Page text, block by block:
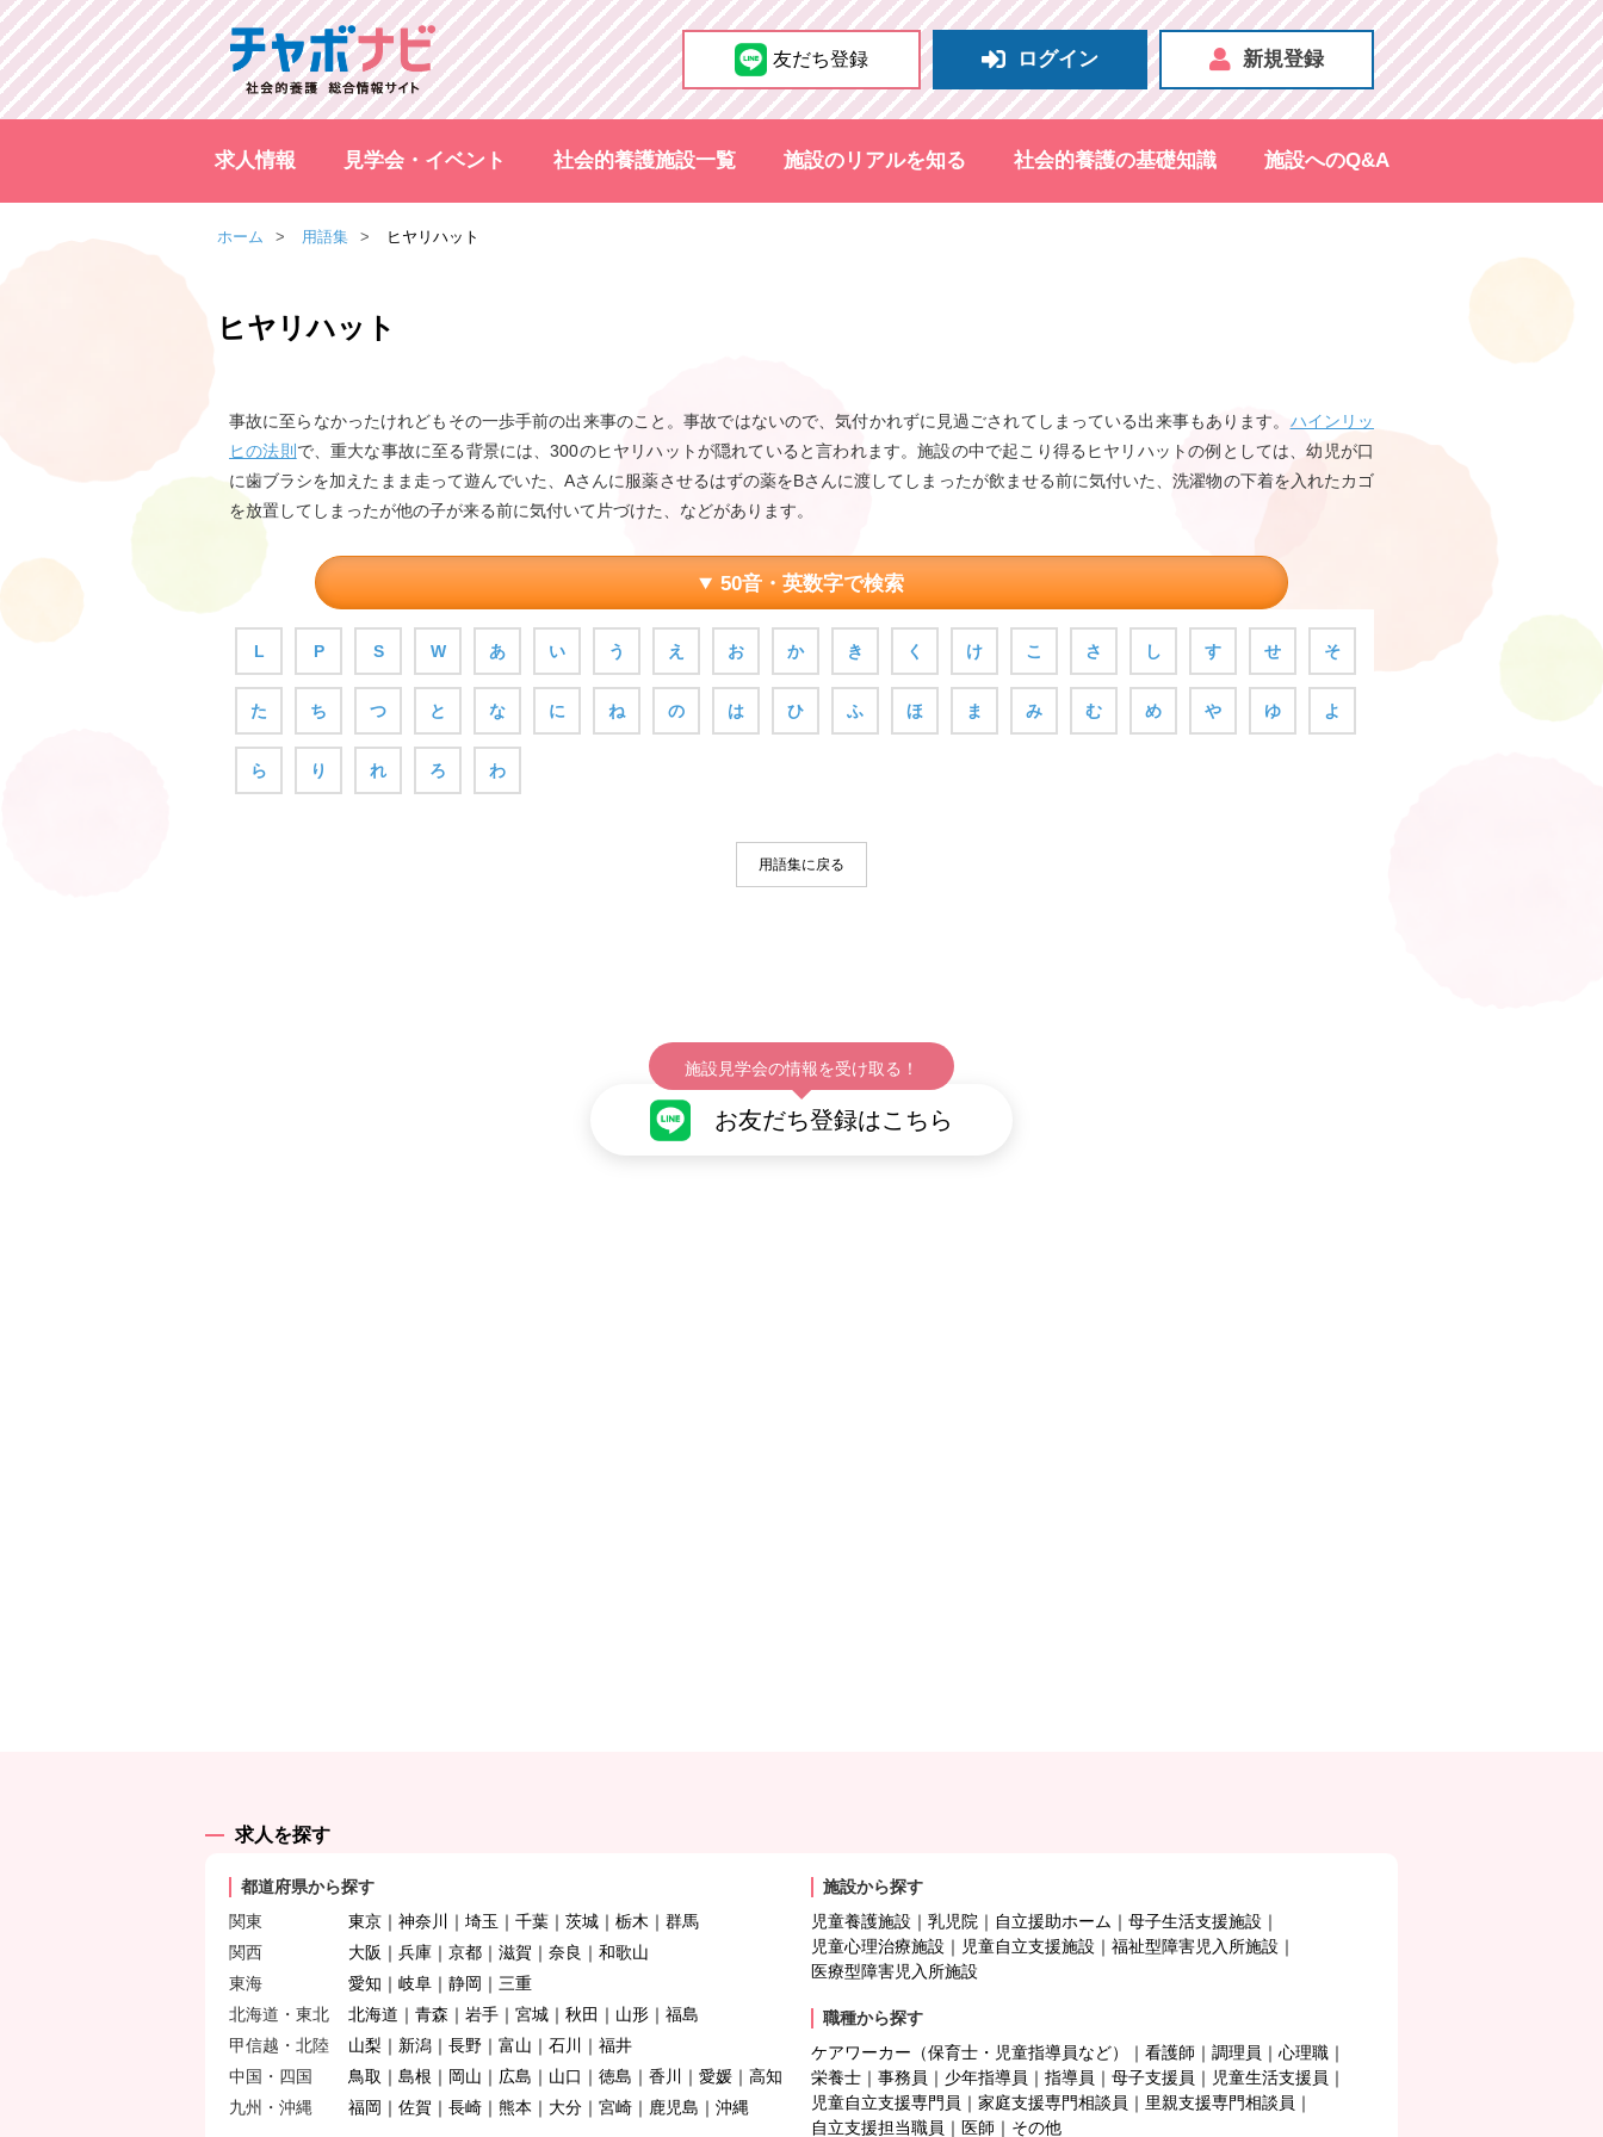
友だち登録 ログイン 新規登録
求人情報 見学会・イベント 社会的養護施設一覧 施設のリアルを知る 社会的養護の基礎知識 施設へのQ&A
ホーム 用語集 ヒヤリハット
ヒヤリハット
事故に至らなかったけれどもその一歩手前の出来事のこと。事故ではないので、気付かれずに見過ごされてしまっている出来事もあります。 ハインリッ
ヒの法則 で、重大な事故に至る背景には、300のヒヤリハットが隠れていると言われます。施設の中で起こり得るヒヤリハットの例としては、幼児が口
に歯ブラシを加えたまま走って遊んでいた、Aさんに服薬させるはずの薬をBさんに渡してしまったが飲ませる前に気付いた、洗濯物の下着を入れたカゴ
を放置してしまったが他の子が来る前に気付いて片づけた、などがあります。
50音・英数字で検索
L P S W あ い う え お か き く け こ さ し す せ そ
た ち つ と な に ね の は ひ ふ ほ ま み む め や ゆ よ
ら り れ ろ わ
用語集に戻る
施設見学会の情報を受け取る！
お友だち登録はこちら
求人を探す
都道府県から探す
関東
東京 神奈川 埼玉 千葉 茨城 栃木
群馬
関西
大阪 兵庫 京都 滋賀 奈良
和歌山
東海
愛知 岐阜 静岡
三重
北海道・東北
北海道 青森 岩手 宮城 秋田 山形
福島
甲信越・北陸
山梨 新潟 長野 富山 石川
福井
中国・四国
鳥取 島根 岡山 広島 山口 徳島 香川 愛媛
高知
九州・沖縄
福岡 佐賀 長崎 熊本 大分 宮崎 鹿児島 沖縄
施設から探す
児童養護施設
乳児院 自立援助ホーム
母子生活支援施設
児童心理治療施設
児童自立支援施設
福祉型障害児入所施設
医療型障害児入所施設
職種から探す
ケアワーカー（保育士・児童指導員など）
看護師 調理員
心理職
栄養士
事務員 少年指導員 指導員 母子支援員
児童生活支援員
児童自立支援専門員
家庭支援専門相談員
里親支援専門相談員
自立支援担当職員
医師 その他